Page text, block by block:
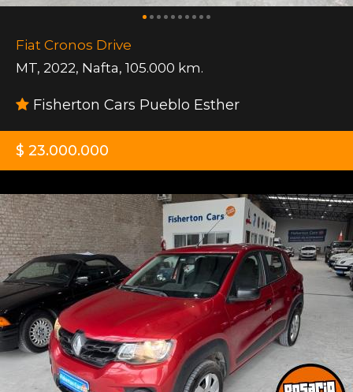
Fiat Cronos Drive
MT, 2022, Nafta, 105.000 km.
Fisherton Cars Pueblo Esther
$ 23.000.000